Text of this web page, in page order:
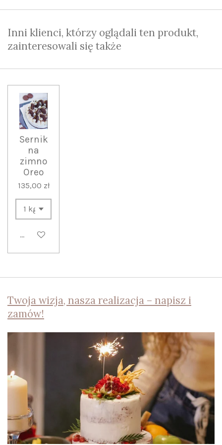
Inni klienci, którzy oglądali ten produkt,
zainteresowali się także
Sernik
na
zimno
Oreo
135,00 zł
Dodaj do koszyka
Twoja wizja, nasza realizacja – napisz i
zamów!